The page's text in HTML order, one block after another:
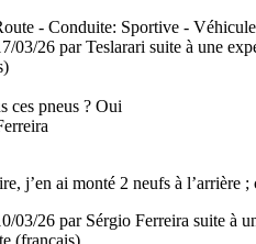
- Conduite: Sportive -
03/26 par Teslarari suite à une
ces pneus ? Oui
j’en ai monté 2 neufs à
03/26 par Sérgio Ferreira suite à
(français)